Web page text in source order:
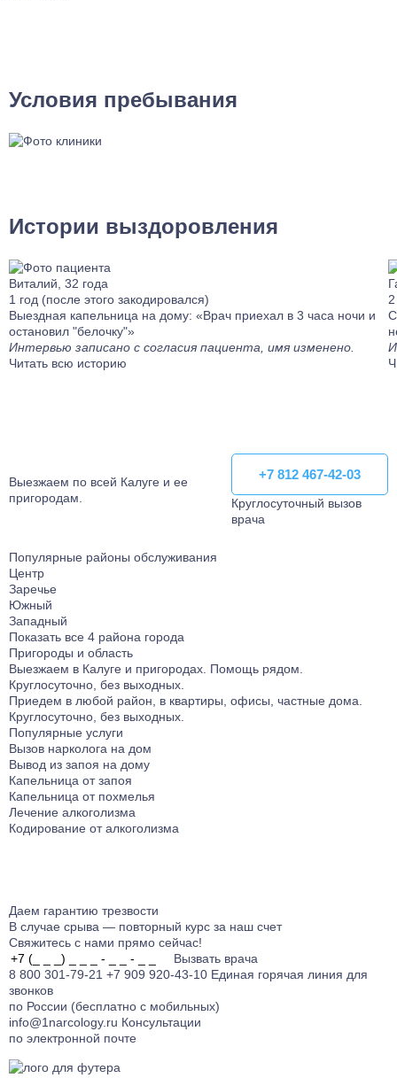
Условия пребывания
Истории выздоровления
Виталий, 32 года
1 год (после этого закодировался)
Выездная капельница на дому: «Врач приехал в 3 часа ночи и
остановил "белочку"»
Интервью записано с согласия пациента, имя изменено.
Читать всю историю
Выезжаем по всей Калуге и ее
пригородам.
+7 812 467-42-03
+7 812 467-42-03
Круглосуточный вызов
врача
Популярные районы обслуживания
Центр
Заречье
Южный
Западный
Показать все 4 района города
Пригороды и область
Выезжаем в Калуге и пригородаx. Помощь рядом.
Круглосуточно, без выходных.
Приедем в любой район, в квартиры, офисы, частные дома.
Круглосуточно, без выходных.
Популярные услуги
Вызов нарколога на дом
Вывод из запоя на дому
Капельница от запоя
Капельница от похмелья
Лечение алкоголизма
Кодирование от алкоголизма
Даем гарантию трезвости
В случае срыва — повторный курс за наш счет
Свяжитесь с нами прямо сейчас!
Вызвать врача
8 800 301-79-21 +7 909 920-43-10 Единая горячая линия для
звонков
по России (бесплатно с мобильных)
info@1narcology.ru Консультации
по электронной почте